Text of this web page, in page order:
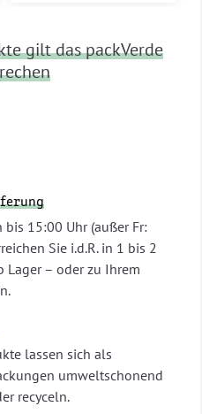
gilt das packVerde
15:00 Uhr (außer Fr:
Sie i.d.R. in 1 bis 2
Lager – oder zu Ihrem
lassen sich als
umweltschonend
recyceln.